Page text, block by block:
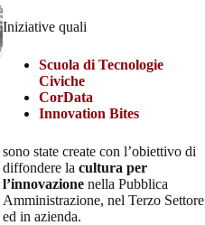
Iniziative quali
Scuola di Tecnologie
Civiche
CorData
Innovation Bites
sono state create con l’obiettivo di
diffondere la cultura per
l’innovazione nella Pubblica
Amministrazione, nel Terzo Settore
ed in azienda.